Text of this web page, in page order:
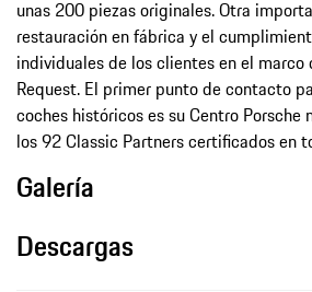
unas 200 piezas originales. Otra
restauración en fábrica y el
individuales de los clientes en el
Request. El primer punto de contacto
coches históricos es su Centro Porsche
los 92 Classic Partners certificados en
Galería
Descargas